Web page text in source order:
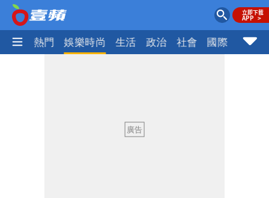
焦點 熱門 娛樂時尚 生活 政治 社會 國際 財經